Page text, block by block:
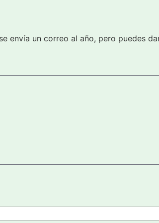
envía un correo al año, pero puedes